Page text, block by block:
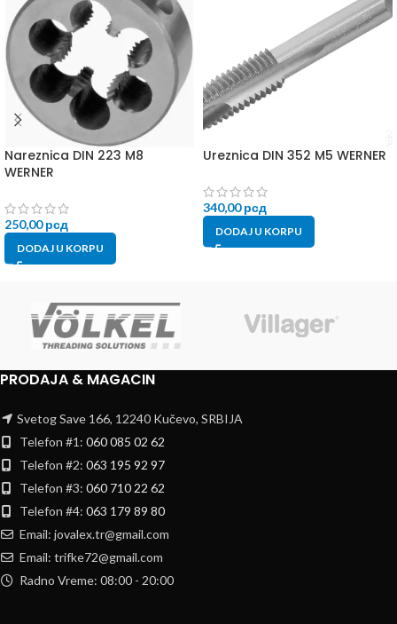
Nareznica DIN 223 M8
WERNER
250,00рсд
DODAJ U KORPU
Ureznica DIN 352 M5 WERNER
340,00рсд
DODAJ U KORPU
PRODAJA & MAGACIN
Svetog Save 166, 12240 Kučevo, SRBIJA
Telefon #1: 060 085 02 62
Telefon #2: 063 195 92 97
Telefon #3: 060 710 22 62
Telefon #4: 063 179 89 80
Email: jovalex.tr@gmail.com
Email: trifke72@gmail.com
Radno Vreme: 08:00 - 20:00